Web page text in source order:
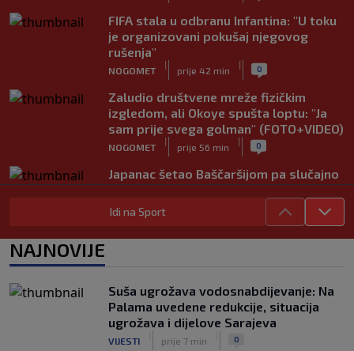
FIFA stala u odbranu Infantina: "U toku
je organizovani pokušaj njegovog
rušenja"
NOGOMET
|
prije 42 min
| 0
Zaludio društvene mreže fizičkim
izgledom, ali Okoye spušta loptu: "Ja
sam prije svega golman" (FOTO+VIDEO)
NOGOMET
|
prije 56 min
| 0
Japanac šetao Baščaršijom pa slučajno
sreo legendu Galatasaraya: Nije znao
ko je čovjek ispred njega
|
NOGOMET
| | 0
"Peković je imao 140 kila, nisam mogao
to da ga pitam": Luda priča NBA
Idi na Sport
NAJNOVIJE
Suša ugrožava vodosnabdijevanje: Na
Palama uvedene redukcije, situacija
ugrožava i dijelove Sarajeva
VIJESTI prije 7 min 0